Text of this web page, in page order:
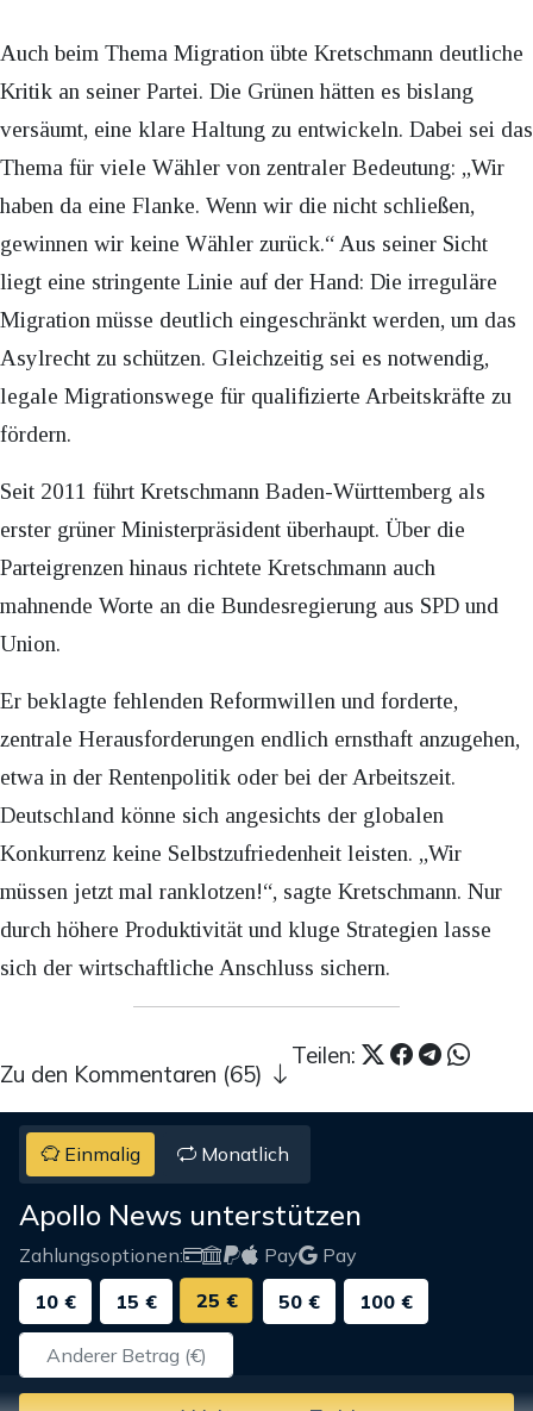
Auch beim Thema Migration übte Kretschmann deutliche
Kritik an seiner Partei. Die Grünen hätten es bislang
versäumt, eine klare Haltung zu entwickeln. Dabei sei das
Thema für viele Wähler von zentraler Bedeutung: „Wir
haben da eine Flanke. Wenn wir die nicht schließen,
gewinnen wir keine Wähler zurück.“ Aus seiner Sicht
liegt eine stringente Linie auf der Hand: Die irreguläre
Migration müsse deutlich eingeschränkt werden, um das
Asylrecht zu schützen. Gleichzeitig sei es notwendig,
legale Migrationswege für qualifizierte Arbeitskräfte zu
fördern.
Seit 2011 führt Kretschmann Baden-Württemberg als
erster grüner Ministerpräsident überhaupt. Über die
Parteigrenzen hinaus richtete Kretschmann auch
mahnende Worte an die Bundesregierung aus SPD und
Union.
Er beklagte fehlenden Reformwillen und forderte,
zentrale Herausforderungen endlich ernsthaft anzugehen,
etwa in der Rentenpolitik oder bei der Arbeitszeit.
Deutschland könne sich angesichts der globalen
Konkurrenz keine Selbstzufriedenheit leisten. „Wir
müssen jetzt mal ranklotzen!“, sagte Kretschmann. Nur
durch höhere Produktivität und kluge Strategien lasse
sich der wirtschaftliche Anschluss sichern.
Teilen:
Zu den Kommentaren (65)
Einmalig Monatlich
Apollo News unterstützen
Zahlungsoptionen: Pay
Pay
10 €
15 € 25 € 50 € 100 €